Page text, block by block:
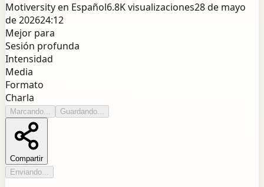
Motiversity en Español6.8Kvisualizaciones28 de mayo
de 202624:12
Mejor para
Sesión profunda
Intensidad
Media
Formato
Charla
Marcando... Guardando...
Compartir
Enviando...